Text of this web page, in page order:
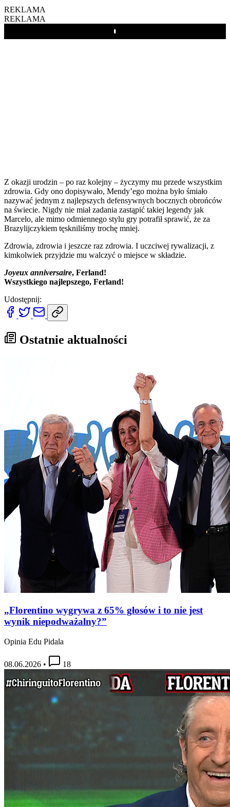
REKLAMA
REKLAMA
Play
Z okazji urodzin – po raz kolejny – życzymy mu przede wszystkim
zdrowia. Gdy ono dopisywało, Mendy’ego można było śmiało
nazywać jednym z najlepszych defensywnych bocznych obrońców
na świecie. Nigdy nie miał zadania zastąpić takiej legendy jak
Marcelo, ale mimo odmiennego stylu gry potrafił sprawić, że za
Brazylijczykiem tęskniliśmy trochę mniej.
Zdrowia, zdrowia i jeszcze raz zdrowia. I uczciwej rywalizacji, z
kimkolwiek przyjdzie mu walczyć o miejsce w składzie.
Joyeux anniversaire, Ferland!
Wszystkiego najlepszego, Ferland!
Udostępnij:
Ostatnie aktualności
„Florentino wygrywa z 65% głosów i to nie jest
wynik niepodważalny?”
Opinia Edu Pidala
08.06.2026 • 18